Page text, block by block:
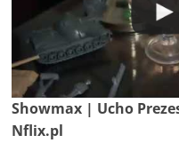
Showmax | Ucho
Nflix.pl